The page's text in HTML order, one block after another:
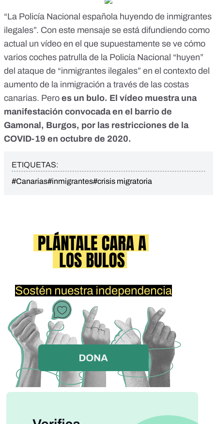
“La Policía Nacional española huyendo de inmigrantes
ilegales”. Con este mensaje se está difundiendo como
actual un vídeo en el que supuestamente se ve cómo
varios coches patrulla de la Policía Nacional “huyen”
del ataque de “inmigrantes ilegales” en el contexto del
aumento de la inmigración a través de las costas
canarias. Pero es un bulo. El vídeo muestra una
manifestación convocada en el barrio de
Gamonal, Burgos, por las restricciones de la
COVID-19 en octubre de 2020.
ETIQUETAS:
#Canarias#inmigrantes#crisis migratoria